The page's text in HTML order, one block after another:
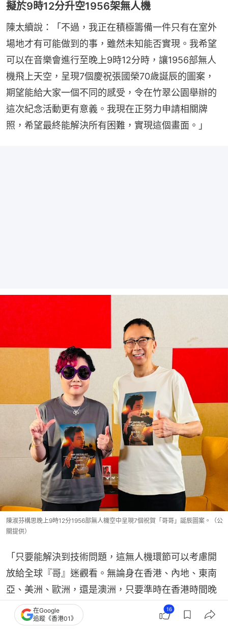
擬於9時12分升空1956架無人機
陳太續說：「不過，我正在積極籌備一件只有在室外
場地才有可能做到的事，雖然未知能否實現。我希望
可以在音樂會進行至晚上9時12分時，讓1956部無人
機飛上天空，呈現7個慶祝張國榮70歲誕辰的圖案，
期望能給大家一個不同的感受，令在竹翠公園舉辦的
這次紀念活動更有意義。我現在正努力申請相關牌
照，希望最終能解決所有困難，實現這個畫面。」
陳淑芬構思晚上9時12分1956部無人機空中呈現7個祝賀「哥哥」誕辰圖案。（公
關提供）
「只要能解決到技術問題，這無人機環節可以考慮開
放給全球『哥』迷觀看。無論身在香港、內地、東南
亞、美洲、歐洲，還是澳洲，只要準時在香港時間晚
上9時12分進入指定平台，就可以看到這個環節的直
播。但這是個很艱巨的工程，我仍在努力中。」
在Google
追蹤《香港01》
16